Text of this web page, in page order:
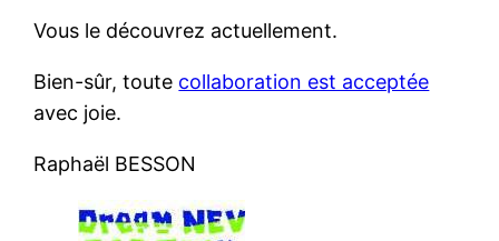
Vous le découvrez actuellement.
Bien-sûr, toute collaboration est acceptée
avec joie.
Raphaël BESSON